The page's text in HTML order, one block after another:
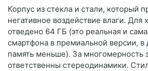
Корпус из стекла и стали, который
негативное воздействие влаги. Для
отведено 64 ГБ (это реальная и
смартфона в премиальной версии,
память меньше). За многомерность
ответственны стереодинамики.